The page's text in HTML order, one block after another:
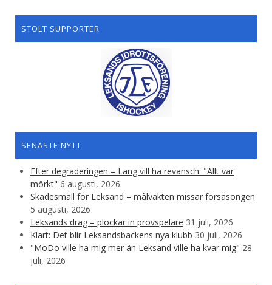
STOLT SUPPORTER
SENASTE NYTT
Efter degraderingen – Lang vill ha revansch: "Allt var
mörkt" 6 augusti, 2026
Skadesmäll för Leksand – målvakten missar försäsongen
5 augusti, 2026
Leksands drag – plockar in provspelare 31 juli, 2026
Klart: Det blir Leksandsbackens nya klubb 30 juli, 2026
"MoDo ville ha mig mer än Leksand ville ha kvar mig" 28
juli, 2026